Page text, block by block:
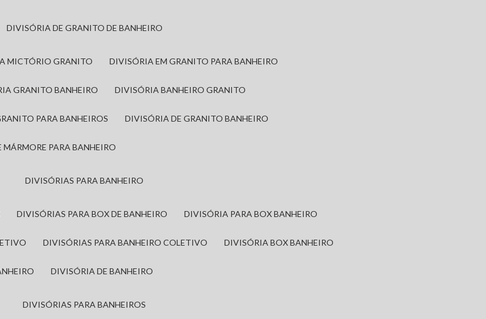
DIVISÓRIA DE GRANITO DE BANHEIRO
MICTÓRIO GRANITO DIVISÓRIA EM GRANITO PARA BANHEIRO
GRANITO BANHEIRO DIVISÓRIA BANHEIRO GRANITO
PARA BANHEIROS DIVISÓRIA DE GRANITO BANHEIRO
MÁRMORE PARA BANHEIRO
DIVISÓRIAS PARA BANHEIRO
DIVISÓRIAS PARA BOX DE BANHEIRO DIVISÓRIA PARA BOX BANHEIRO
DIVISÓRIAS PARA BANHEIRO COLETIVO DIVISÓRIA BOX BANHEIRO
DIVISÓRIA DE BANHEIRO
DIVISÓRIAS PARA BANHEIROS